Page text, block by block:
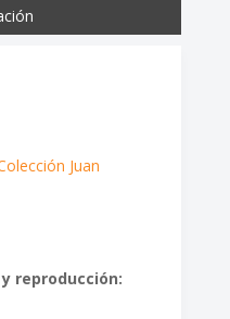
Juan
reproducción: